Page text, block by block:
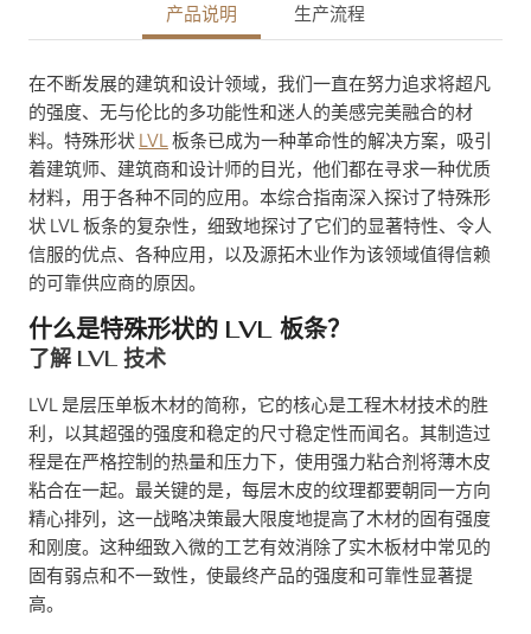
产品说明 生产流程
在不断发展的建筑和设计领域，我们一直在努力追求将超凡
的强度、无与伦比的多功能性和迷人的美感完美融合的材
料。特殊形状 LVL 板条已成为一种革命性的解决方案，吸引
着建筑师、建筑商和设计师的目光，他们都在寻求一种优质
材料，用于各种不同的应用。本综合指南深入探讨了特殊形
状 LVL 板条的复杂性，细致地探讨了它们的显著特性、令人
信服的优点、各种应用，以及源拓木业作为该领域值得信赖
的可靠供应商的原因。
什么是特殊形状的 LVL 板条？
了解 LVL 技术
LVL 是层压单板木材的简称，它的核心是工程木材技术的胜
利，以其超强的强度和稳定的尺寸稳定性而闻名。其制造过
程是在严格控制的热量和压力下，使用强力粘合剂将薄木皮
粘合在一起。最关键的是，每层木皮的纹理都要朝同一方向
精心排列，这一战略决策最大限度地提高了木材的固有强度
和刚度。这种细致入微的工艺有效消除了实木板材中常见的
固有弱点和不一致性，使最终产品的强度和可靠性显著提
高。